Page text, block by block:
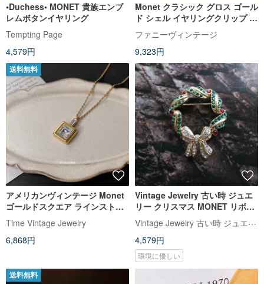
•Duchess• MONET 貴族エンブ
レムボタンイヤリング
Tempting Page
4,579円
Monet クラシック グロス ゴール
ド シェル イヤリングクリップ 特
許取得ポジショニングクリップ
万能フィットモデル
ファニーヴィンテージ
9,323円
送料無料
アメリカンヴィンテージ Monet
ゴールドスクエア ラインストー
ン ロングネックレス
Time Vintage Jewelry
6,868円
Vintage Jewelry 古い時 ジュエ
リー クリスマス MONET リボン
クリスマスリース ブローチ
Vintage Jewelry 古い時 ジュエリー
4,579円
環境に優しい
送料無料